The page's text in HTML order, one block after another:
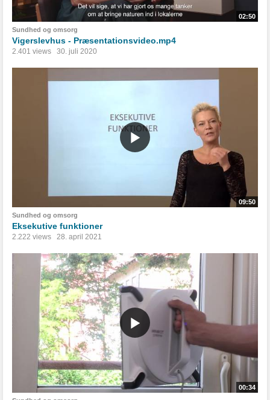
02:50
Sundhed og omsorg
Vigerslevhus - Præsentationsvideo.mp4
2.401 views 30. juli 2020
09:50
Sundhed og omsorg
Eksekutive funktioner
2.222 views 28. april 2021
00:34